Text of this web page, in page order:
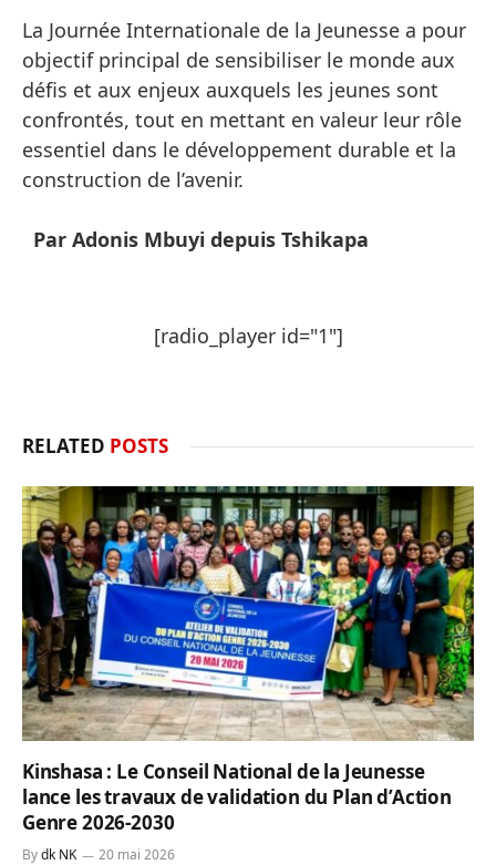
La Journée Internationale de la Jeunesse a pour
objectif principal de sensibiliser le monde aux
défis et aux enjeux auxquels les jeunes sont
confrontés, tout en mettant en valeur leur rôle
essentiel dans le développement durable et la
construction de l’avenir.
Par Adonis Mbuyi depuis Tshikapa
[radio_player id="1"]
RELATED POSTS
Kinshasa : Le Conseil National de la Jeunesse
lance les travaux de validation du Plan d’Action
Genre 2026-2030
Bydk NK 20 mai 2026